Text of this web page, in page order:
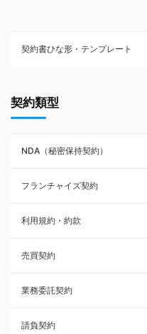
契約書ひな形・テンプレート
NDA（秘密保持契約）
業務委託契約
利用規約・約款
覚書・合意書・同意書
承諾書
雇用契約
その他契約・書面
契約類型
NDA（秘密保持契約）
フランチャイズ契約
利用規約・約款
売買契約
業務委託契約
請負契約